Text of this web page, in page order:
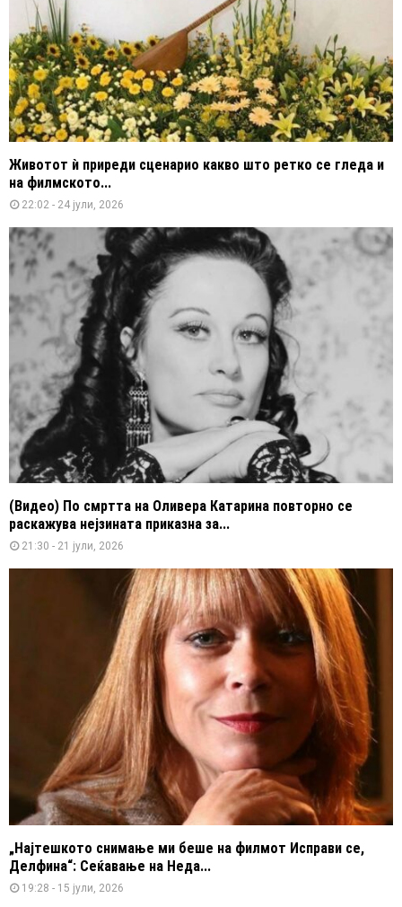
Животот ѝ приреди сценарио какво што ретко се гледа и
на филмското...
22:02 - 24 јули, 2026
(Видео) По смртта на Оливера Катарина повторно се
раскажува нејзината приказна за...
21:30 - 21 јули, 2026
„Најтешкото снимање ми беше на филмот Исправи се,
Делфина“: Сеќавање на Неда...
19:28 - 15 јули, 2026